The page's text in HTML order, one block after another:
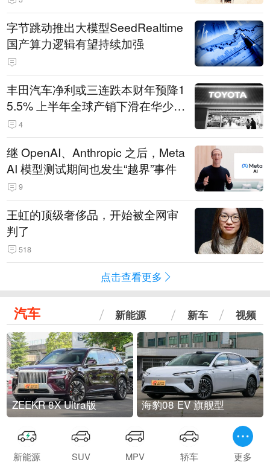
字节跳动推出大模型SeedRealtime
国产算力逻辑有望持续加强
丰田汽车净利或三连跌本财年预降1
5.5% 上半年全球产销下滑在华少卖
14.3万辆
4
继 OpenAI、Anthropic 之后，Meta
AI 模型测试期间也发生“越界”事件
9
王虹的顶级奢侈品，开始被全网审
判了
518
点击查看更多
汽车 新能源 新车 视频
ZEEKR 8X Ultra版 海豹08 EV 旗舰型
新能源 SUV MPV 轿车 更多